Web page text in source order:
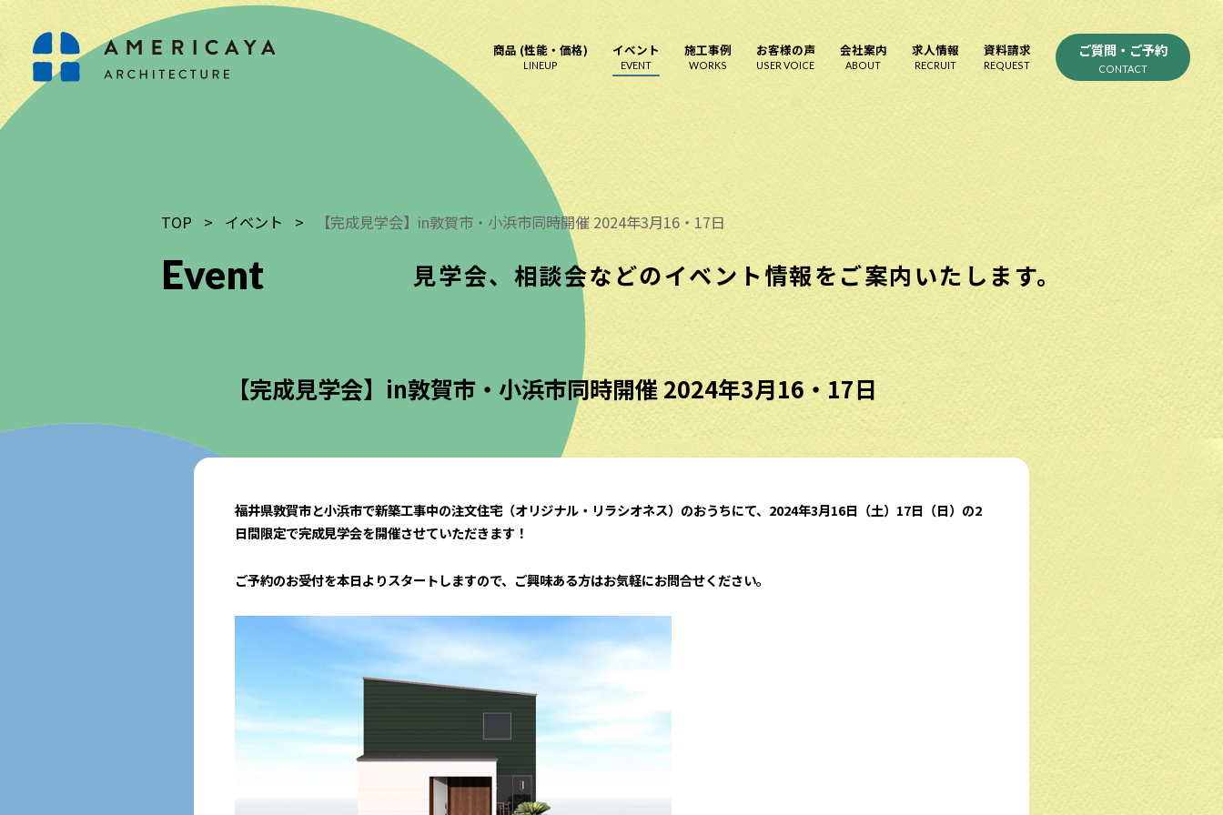
商品 (性能・価格)
LINEUP
イベント
EVENT
施工事例
WORKS
お客様の声
USER VOICE
会社案内
ABOUT
求人情報
RECRUIT
資料請求
REQUEST
ご質問・ご予約
CONTACT
TOP > イベント > 【完成見学会】in敦賀市・小浜市同時開催 2024年3月16・17日
Event 見学会、相談会などのイベント情報をご案内いたします。
【完成見学会】in敦賀市・小浜市同時開催 2024年3月16・17日
福井県敦賀市と小浜市で新築工事中の注文住宅（オリジナル・リラシオネス）のおうちにて、2024年3月16日（土）17日（日）の2
日間限定で完成見学会を開催させていただきます！
ご予約のお受付を本日よりスタートしますので、ご興味ある方はお気軽にお問合せください。